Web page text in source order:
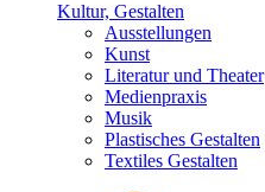
Kultur, Gestalten
Ausstellungen
Kunst
Literatur und Theater
Medienpraxis
Musik
Plastisches Gestalten
Textiles Gestalten